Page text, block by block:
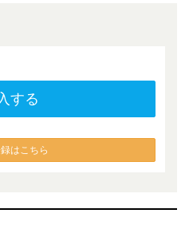
する
はこちら